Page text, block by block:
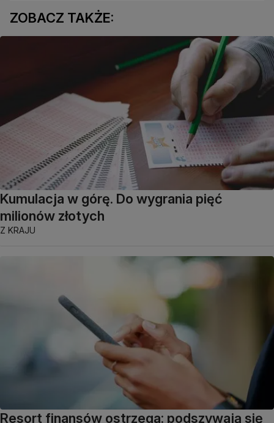
ZOBACZ TAKŻE:
Kumulacja w górę. Do wygrania pięć
milionów złotych
Z KRAJU
Resort finansów ostrzega: podszywają się